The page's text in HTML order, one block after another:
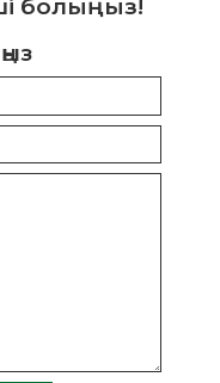
болыңыз!